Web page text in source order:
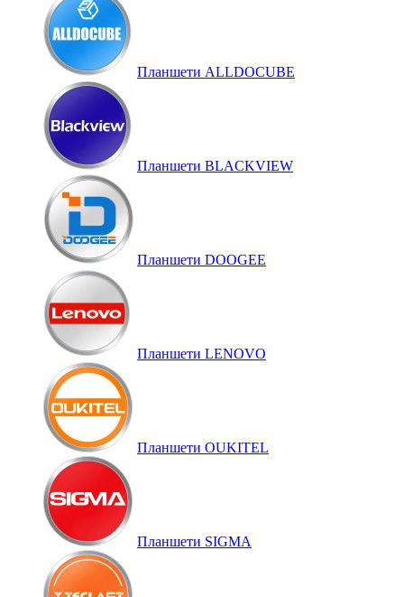
Планшети ALLDOCUBE
Планшети BLACKVIEW
Планшети DOOGEE
Планшети LENOVO
Планшети OUKITEL
Планшети SIGMA